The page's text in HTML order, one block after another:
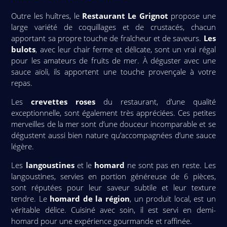
Outre les huîtres, le Restaurant Le Grignot propose une
large variété de coquillages et de crustacés, chacun
apportant sa propre touche de fraîcheur et de saveurs. Les
bulots, avec leur chair ferme et délicate, sont un vrai régal
pour les amateurs de fruits de mer. À déguster avec une
sauce aïoli, ils apportent une touche provençale à votre
repas.
Lescrevettes roses du restaurant, d’une qualité
exceptionnelle, sont également très appréciées. Ces petites
merveilles de la mer sont d’une douceur incomparable et se
dégustent aussi bien nature qu’accompagnées d’une sauce
légère.
Les langoustineset le homard ne sont pas en reste. Les
langoustines, servies en portion généreuse de 6 pièces,
sont réputées pour leur saveur subtile et leur texture
tendre. Le homard de la région, un produit local, est un
véritable délice. Cuisiné avec soin, il est servi en demi-
homard pour une expérience gourmande et raffinée.